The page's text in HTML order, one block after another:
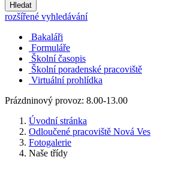
Hledat
rozšířené vyhledávání
Bakaláři
Formuláře
Školní časopis
Školní poradenské pracoviště
Virtuální prohlídka
Prázdninový provoz: 8.00-13.00
Úvodní stránka
Odloučené pracoviště Nová Ves
Fotogalerie
Naše třídy